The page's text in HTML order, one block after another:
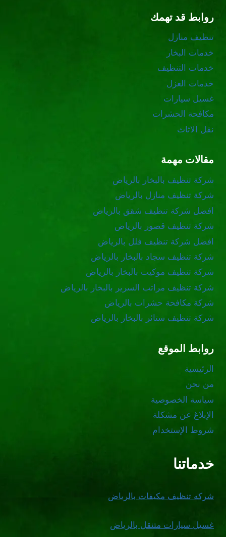
روابط قد تهمك
تنظيف منازل
خدمات البخار
خدمات التنظيف
خدمات العزل
غسيل سيارات
مكافحة الحشرات
نقل الاثاث
مقالات مهمة
شركة تنظيف بالبخار بالرياض
شركة تنظيف منازل بالرياض
افضل شركة تنظيف شقق بالرياض
شركة تنظيف قصور بالرياض
افضل شركة تنظيف فلل بالرياض
شركة تنظيف سجاد بالبخار بالرياض
شركة تنظيف موكيت بالبخار بالرياض
شركة تنظيف مراتب السرير بالبخار بالرياض
شركة مكافحة حشرات بالرياض
شركة تنظيف ستائر بالبخار بالرياض
روابط الموقع
الرئيسية
من نحن
سياسة الخصوصية
الإبلاغ عن مشكلة
شروط الإستخدام
خدماتنا
شركه تنظيف مكيفات بالرياض
غسيل سيارات متنقل بالرياض